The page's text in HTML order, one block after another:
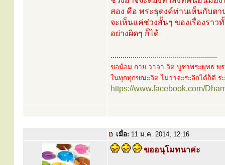
สอง คือ พระธุดงค์ท่านเห็นกับตา
จะเห็นแค่ช่วงสั้นๆ ของเรื่องรา
อย่างผิดๆ ก็ได้
.....................................................
ขอน้อม กาย วาจา จิต บูชาพระพุทธ พ
ในทุกทุกขณะจิต ไม่ว่าจะระลึกได้ก็ดี
https://www.facebook.com/
เมื่อ: 11 ม.ค. 2014, 12:16
ขออนุโมทนาค่ะ